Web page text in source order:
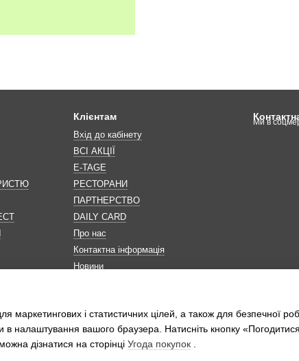
Клієнтам
Вхід до кабінету
ВСІ АКЦІЇ
E-TAGE
РЕСТОРАНИ
ПАРТНЕРСТВО
DAILY CARD
Про нас
Контактна інформація
Новини
Ми в
і статистичних цілей, а також для безпечної
налаштування вашого браузера. Натисніть кнопку
дізнатися на сторінці Угода покупок